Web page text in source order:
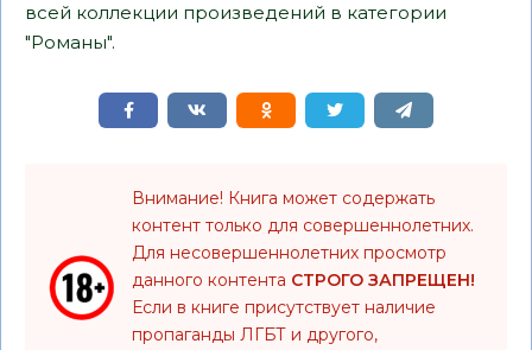
всей коллекции произведений в категории
"Романы".
Внимание! Книга может содержать
контент только для совершеннолетних.
Для несовершеннолетних просмотр
данного контента СТРОГО ЗАПРЕЩЕН!
Если в книге присутствует наличие
пропаганды ЛГБТ и другого,